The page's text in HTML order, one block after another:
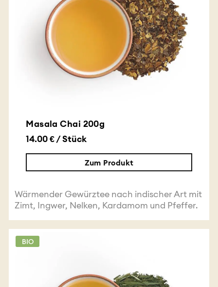
Masala Chai 200g
14.00 € / Stück
Zum Produkt
Wärmender Gewürztee nach indischer Art mit
Zimt, Ingwer, Nelken, Kardamom und Pfeffer.
BIO